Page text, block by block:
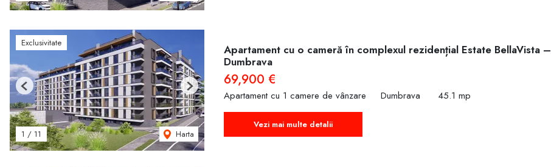
Exclusivitate
1 / 11 Harta
Previous Next
Apartament cu o cameră în complexul rezidențial Estate BellaVista –
Dumbrava
69,900 €
Apartament cu 1 camere de vânzare Dumbrava 45.1 mp
Vezi mai multe detalii